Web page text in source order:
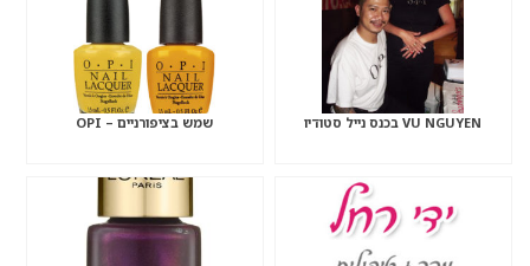
VU NGUYEN בכנס נייל סטודיו שמש בציפורניים – OPI